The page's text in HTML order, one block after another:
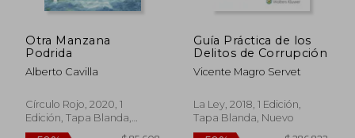
Otra Manzana
Podrida
Alberto Cavilla
Círculo Rojo, 2020, 1
Edición, Tapa Blanda,
Nuevo
Guía Práctica de los
Delitos de Corrupción
Vicente Magro Servet
La Ley, 2018, 1 Edición,
Tapa Blanda, Nuevo